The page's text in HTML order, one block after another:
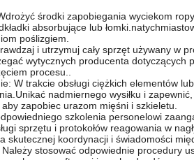
środki zapobiegania wyciekom
absorbujące lub
poślizgiem.
i utrzymuj cały sprzęt używany w
wytycznych producenta dotyczących
procesu..
W trakcie obsługi ciężkich elementów
nadmiernego wysiłku i
zapobiec urazom mięśni i szkieletu.
szkolenia personelowi
sprzętu i protokołów reagowania w
skutecznej koordynacji i świadomości
stosować odpowiednie procedury